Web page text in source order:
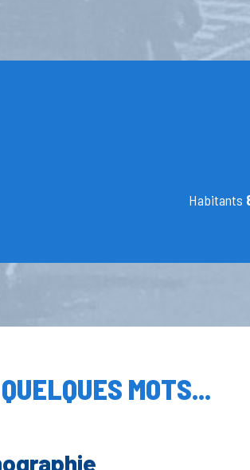
Habitants
MOTS...